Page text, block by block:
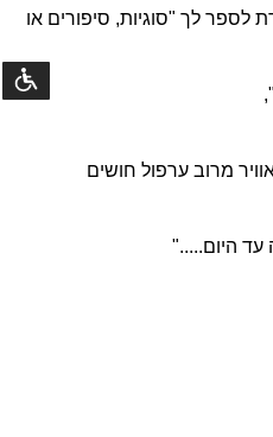
לספר לך "סוגיות, סיפורים או
מרוב ערפול חושים
עד היום....."